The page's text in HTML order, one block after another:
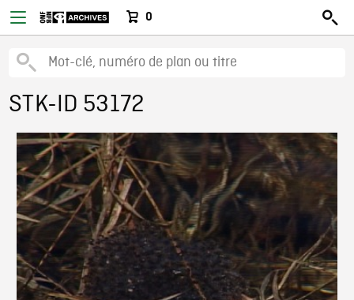
0
STK-ID 53172